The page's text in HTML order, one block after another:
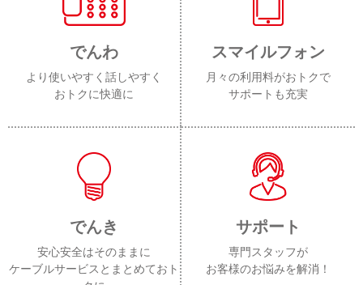
でんわ
より使いやすく話しやすく
おトクに快適に
スマイルフォン
月々の利用料がおトクで
サポートも充実
でんき
安心安全はそのままに
ケーブルサービスとまとめておト
サポート
専門スタッフが
お客様のお悩みを解消！